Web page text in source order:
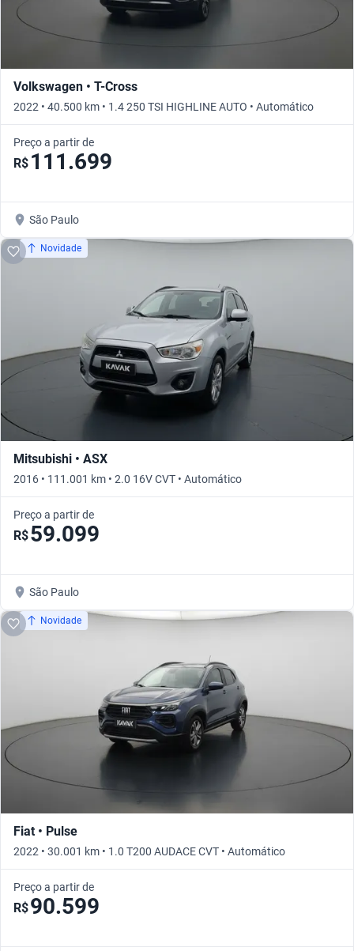
Volkswagen • T-Cross
2022 • 40.500 km • 1.4 250 TSI HIGHLINE AUTO • Automático
Preço a partir de
R$ 111.699
São Paulo
Novidade
Mitsubishi • ASX
2016 • 111.001 km • 2.0 16V CVT • Automático
Preço a partir de
R$59.099
São Paulo
Novidade
Fiat • Pulse
2022 • 30.001 km • 1.0 T200 AUDACE CVT • Automático
Preço a partir de
R$90.599